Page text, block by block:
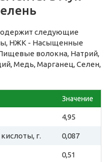
следующие
НЖК - Насыщенные
волокна, Натрий,
Медь, Марганец, Селен,
Значение
4,95
г. 0,087
0,51